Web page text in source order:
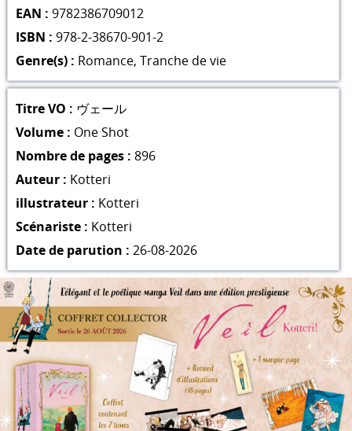
EAN : 9782386709012
ISBN : 978-2-38670-901-2
Genre(s) : Romance, Tranche de vie
Titre VO : ヴェール
Volume : One Shot
Nombre de pages : 896
Auteur : Kotteri
illustrateur : Kotteri
Scénariste : Kotteri
Date de parution : 26-08-2026